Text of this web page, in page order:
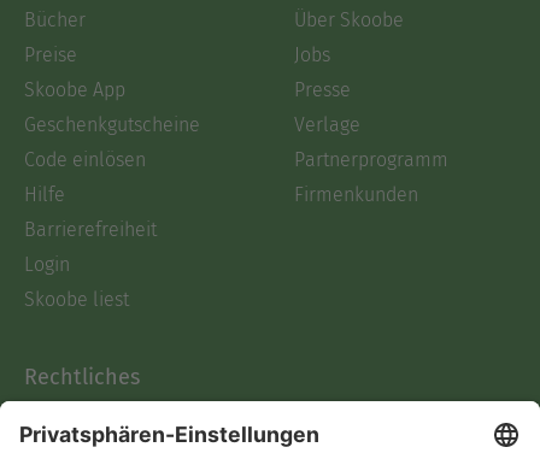
Bücher
Preise
Skoobe App
Geschenkgutscheine
Code einlösen
Hilfe
Barrierefreiheit
Login
Skoobe liest
Über Skoobe
Jobs
Presse
Verlage
Partnerprogramm
Firmenkunden
Rechtliches
AGB